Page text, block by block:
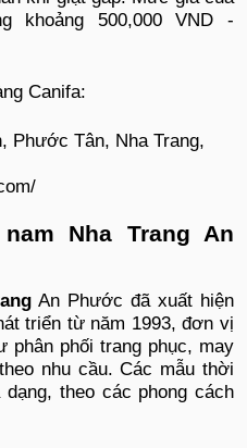
khoảng 500,000 VND -
Canifa:
Phước Tân, Nha Trang,
Nha Trang An
An Phước đã xuất hiện
triển từ năm 1993, đơn vị
phân phối trang phục, may
nhu cầu. Các mẫu thời
theo các phong cách